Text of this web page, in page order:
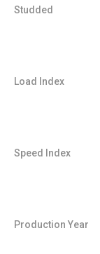
Studded
Load Index
Speed Index
Production Year